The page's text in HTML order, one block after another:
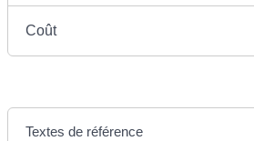
Coût
Textes de référence